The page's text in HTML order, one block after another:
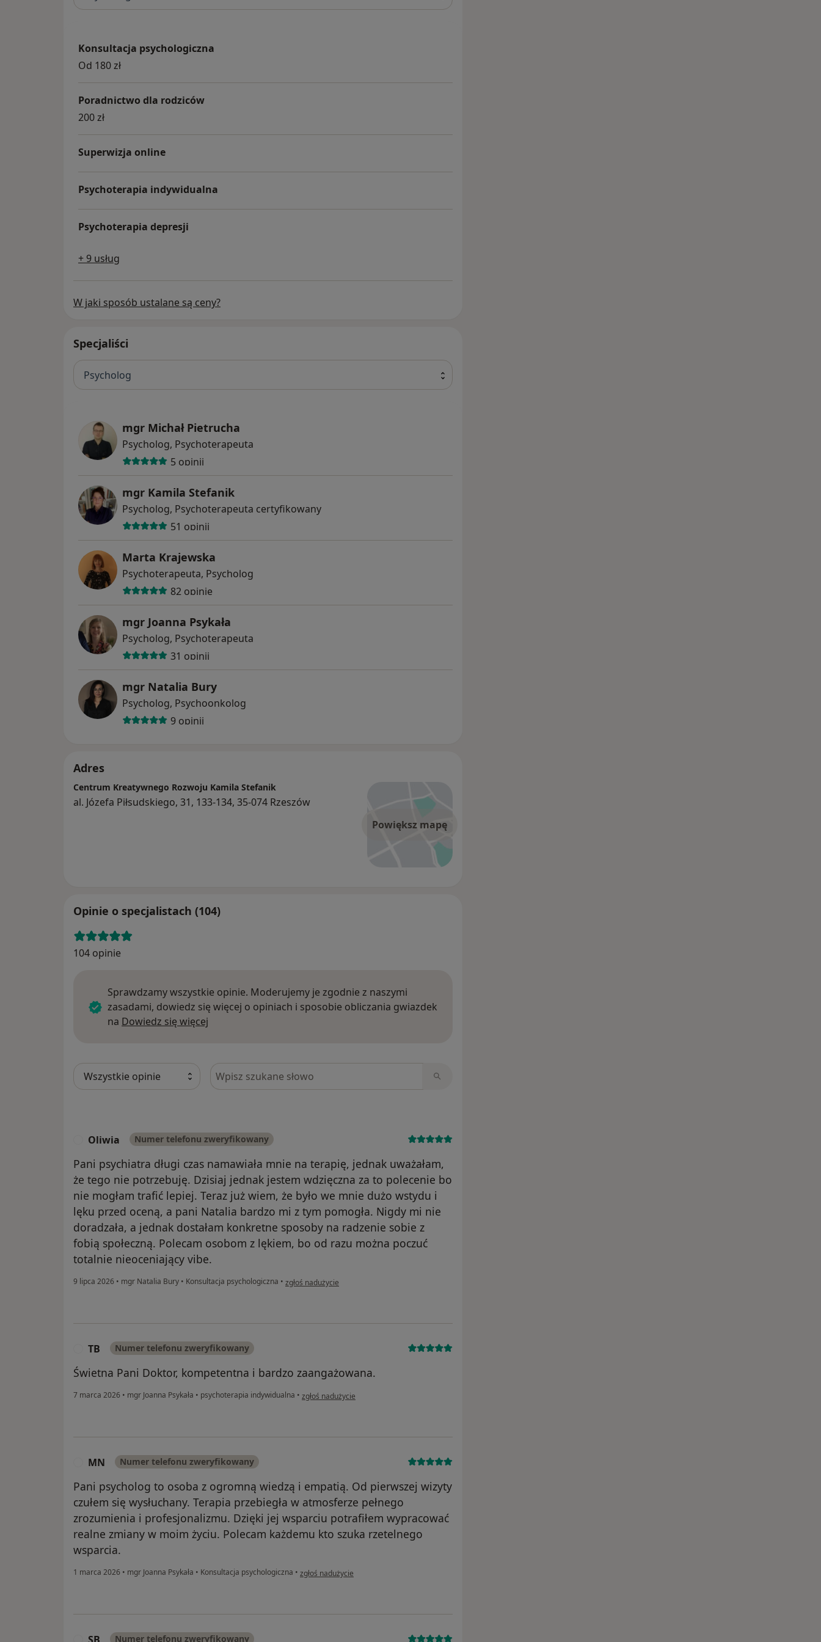
Konsultacja psychologiczna
Od 180 zł
Poradnictwo dla rodziców
200 zł
Superwizja online
Psychoterapia indywidualna
Psychoterapia depresji
+ 9 usług
W jaki sposób ustalane są ceny?
Specjaliści
Psycholog
mgr Michał Pietrucha
Psycholog, Psychoterapeuta
5 opinii
mgr Kamila Stefanik
Psycholog, Psychoterapeuta certyfikowany
51 opinii
Marta Krajewska
Psychoterapeuta, Psycholog
82 opinie
mgr Joanna Psykała
Psycholog, Psychoterapeuta
31 opinii
mgr Natalia Bury
Psycholog, Psychoonkolog
9 opinii
Adres
Powiększ mapę
Centrum Kreatywnego Rozwoju Kamila Stefanik
al. Józefa Piłsudskiego, 31, 133-134, 35-074 Rzeszów
Opinie o specjalistach (104)
104 opinie
Sprawdzamy wszystkie opinie. Moderujemy je zgodnie z naszymi
zasadami, dowiedz się więcej o opiniach i sposobie obliczania gwiazdek
na Dowiedz się więcej
Szukaj w opiniach
Oliwia Numer telefonu zweryfikowany
Pani psychiatra długi czas namawiała mnie na terapię, jednak uważałam,
że tego nie potrzebuję. Dzisiaj jednak jestem wdzięczna za to polecenie bo
nie mogłam trafić lepiej. Teraz już wiem, że było we mnie dużo wstydu i
lęku przed oceną, a pani Natalia bardzo mi z tym pomogła. Nigdy mi nie
doradzała, a jednak dostałam konkretne sposoby na radzenie sobie z
fobią społeczną. Polecam osobom z lękiem, bo od razu można poczuć
totalnie nieoceniający vibe.
9 lipca 2026 • mgr Natalia Bury • Konsultacja psychologiczna • w opinii użytkownika Oliwia
zgłoś nadużycie
TB Numer telefonu zweryfikowany
Świetna Pani Doktor, kompetentna i bardzo zaangażowana.
7 marca 2026 • mgr Joanna Psykała • psychoterapia indywidualna • w opinii użytkownika TB
zgłoś nadużycie
MN Numer telefonu zweryfikowany
Pani psycholog to osoba z ogromną wiedzą i empatią. Od pierwszej wizyty
czułem się wysłuchany. Terapia przebiegła w atmosferze pełnego
zrozumienia i profesjonalizmu. Dzięki jej wsparciu potrafiłem wypracować
realne zmiany w moim życiu. Polecam każdemu kto szuka rzetelnego
wsparcia.
1 marca 2026 • mgr Joanna Psykała • Konsultacja psychologiczna • w opinii użytkownika MN
zgłoś nadużycie
Numer telefonu zweryfikowany